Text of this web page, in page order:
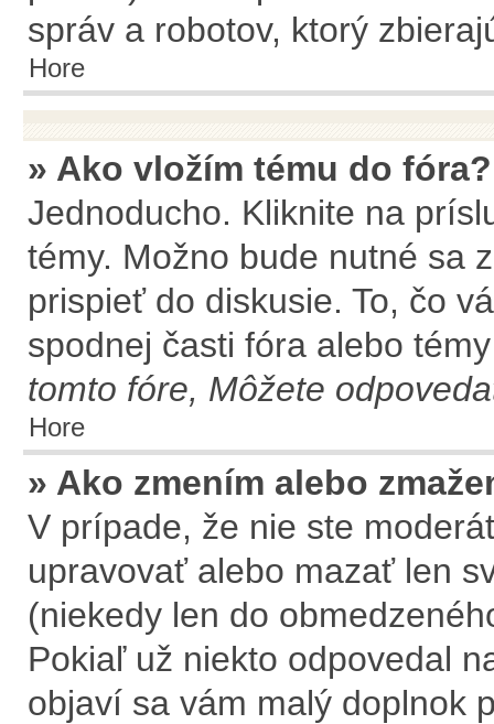
správ a robotov, ktorý
Hore
» Ako vložím tému do fóra?
Jednoducho. Kliknite na
témy. Možno bude nutné sa
prispieť do diskusie. To, čo
spodnej časti fóra alebo
tomto fóre, Môžete
Hore
» Ako zmením alebo
V prípade, že nie ste
upravovať alebo mazať len
(niekedy len do
Pokiaľ už niekto odpovedal
objaví sa vám malý doplnok